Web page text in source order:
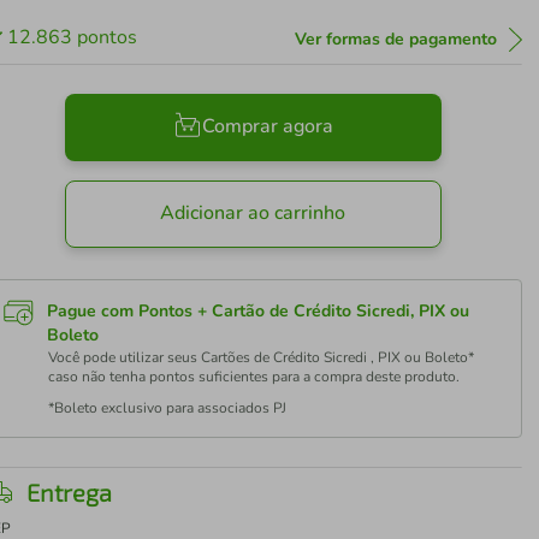
12.863 pontos Ver formas de pagamento
Comprar agora
Adicionar ao carrinho
Pague com Pontos + Cartão de Crédito Sicredi, PIX ou
Boleto
Você pode utilizar seus Cartões de Crédito Sicredi , PIX ou Boleto*
caso não tenha pontos suficientes para a compra deste produto.
*Boleto exclusivo para associados PJ
Entrega